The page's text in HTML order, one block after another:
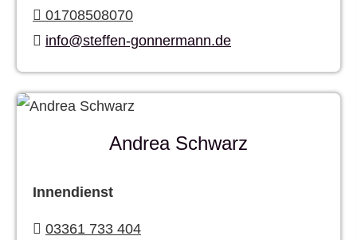
01708508070
info@steffen-gonnermann.de
Andrea Schwarz
Innendienst
03361 733 404